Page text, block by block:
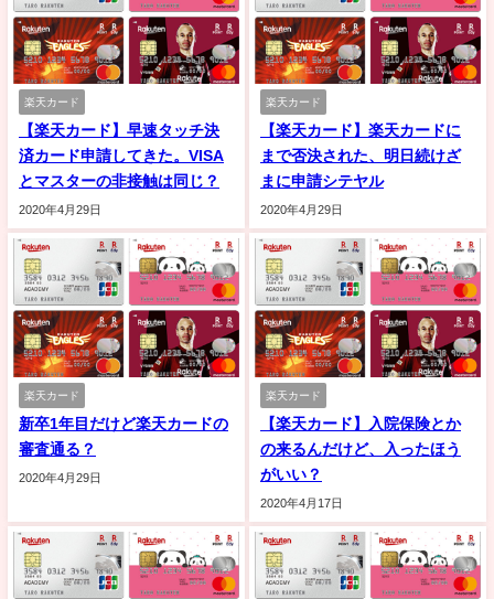
楽天カード
【楽天カード】早速タッチ決
済カード申請してきた。VISA
とマスターの非接触は同じ？
2020年4月29日
楽天カード
【楽天カード】楽天カードに
まで否決された、明日続けざ
まに申請シテヤル
2020年4月29日
楽天カード
新卒1年目だけど楽天カードの
審査通る？
2020年4月29日
楽天カード
【楽天カード】入院保険とか
の来るんだけど、入ったほう
がいい？
2020年4月17日